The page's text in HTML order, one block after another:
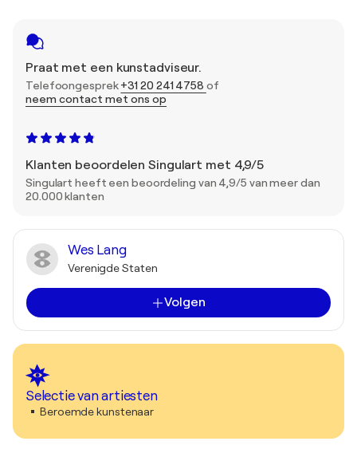
Praat met een kunstadviseur.
Telefoongesprek+31 20 241 4758 of
neem contact met ons op
Klanten beoordelen Singulart met 4,9/5
Singulart heeft een beoordeling van 4,9/5 van meer dan
20.000 klanten
Wes Lang
Verenigde Staten
Volgen
Selectie van artiesten
Beroemde kunstenaar